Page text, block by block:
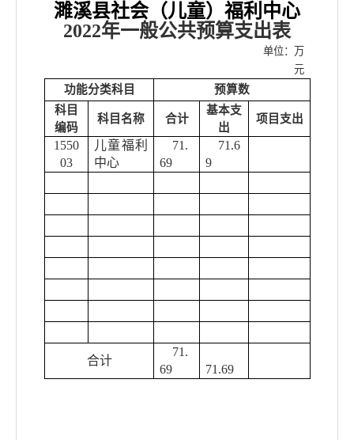
濉溪县社会（儿童）福利中心
2022年一般公共预算支出表
单位：万
元
功能分类科目
预算数
科目
编码
科目名称 合计
基本支
出
项目支出
1550
03
儿童福利
中心
71.
69
71.6
9
合计
71.
69
71.69